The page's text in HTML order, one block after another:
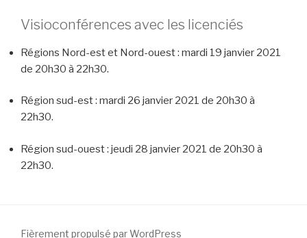
Visioconférences avec les licenciés
Régions Nord-est et Nord-ouest : mardi 19 janvier 2021
de 20h30 à 22h30.
Région sud-est : mardi 26 janvier 2021 de 20h30 à
22h30.
Région sud-ouest : jeudi 28 janvier 2021 de 20h30 à
22h30.
Fièrement propulsé par WordPress